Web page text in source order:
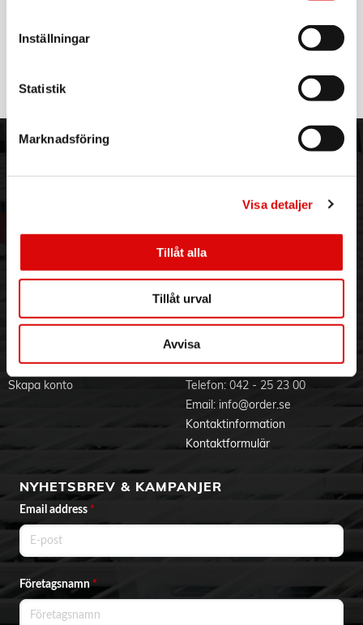
Inställningar
Statistik
Marknadsföring
Visa detaljer
Tillåt alla
Tillåt urval
Avvisa
Läs mer
3PL
Hållbarhet
Jobba hos oss
Varumärken
Allmänna villkor
Vanliga frågor
Ansökan om RMA
Godsefterlysning & Felleverans
Integritetspolicy
Om cookies
BLI KUND
Skapa konto
KONTAKTA OSS
Telefon: 042 - 25 23 00
Email: info@order.se
Kontaktinformation
Kontaktformulär
NYHETSBREV & KAMPANJER
Email address *
Företagsnamn*